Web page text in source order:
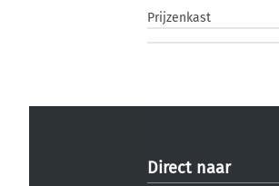
Prijzenkast
Direct naar